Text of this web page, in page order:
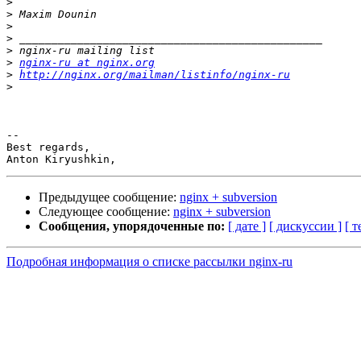
>
>
>
>
> nginx-ru at nginx.org
> http://nginx.org/mailman/listinfo/nginx-ru
>
--
Best regards,
Предыдущее сообщение: nginx + subversion
Следующее сообщение: nginx + subversion
Сообщения, упорядоченные по: [ дате ] [ дискуссии ] [
Подробная информация о списке рассылки nginx-ru